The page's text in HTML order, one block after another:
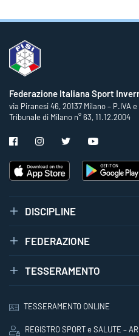
Federazione Italiana Sport
via Piranesi 46, 20137 Milano – P.IVA
Tribunale di Milano n° 63, 11.12.2004
DISCIPLINE
FEDERAZIONE
TESSERAMENTO
TESSERAMENTO ONLINE
REGISTRO SPORT e SALUTE –